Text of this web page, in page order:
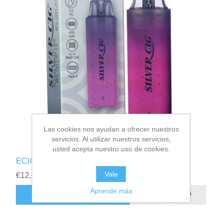
ECIG SILVER CIG TURBO MESH POD
€12,00
Las cookies nos ayudan a ofrecer nuestros
servicios. Al utilizar nuestros servicios,
usted acepta nuestro uso de cookies.
Vale
Aprende más